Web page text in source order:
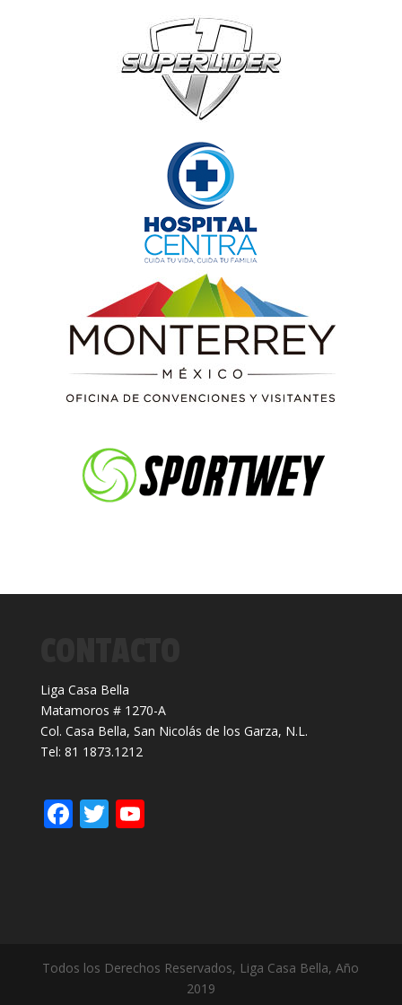
Liga Casa Bella
Matamoros # 1270-A
Col. Casa Bella, San Nicolás de los Garza, N.L.
Tel: 81 1873.1212
F
o
k
T Y
b
e
Todos los Derechos Reservados, Liga Casa Bella, Año
2019